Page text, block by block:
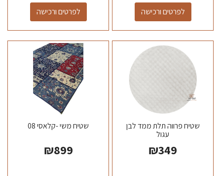
לפרטים ורכישה לפרטים ורכישה
שטיח פרווה תלת ממד לבן
עגול
₪349
שטיח משי -קלאסי 08
₪899